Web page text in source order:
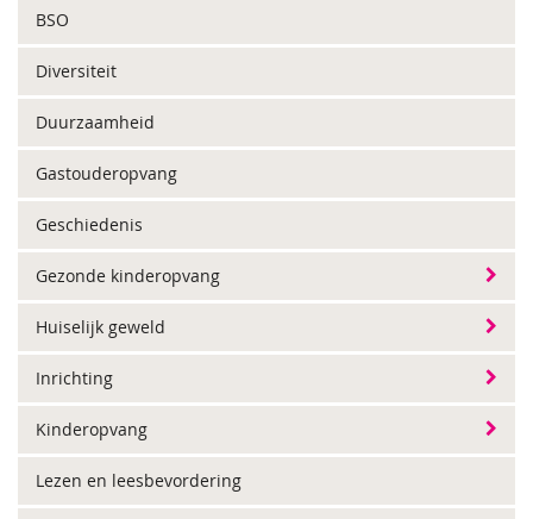
BSO
Diversiteit
Duurzaamheid
Gastouderopvang
Geschiedenis
Gezonde kinderopvang
Huiselijk geweld
Inrichting
Kinderopvang
Lezen en leesbevordering